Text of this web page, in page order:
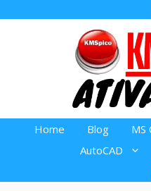
Home Blog MS
AutoCAD